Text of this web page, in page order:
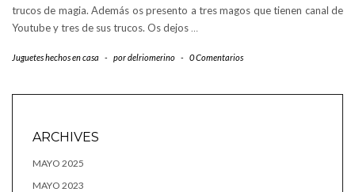
trucos de magia. Además os presento a tres magos que tienen canal de
Youtube y tres de sus trucos. Os dejos …
Juguetes hechos en casa - pordelriomerino - 0 Comentarios
ARCHIVES
MAYO 2025
MAYO 2023